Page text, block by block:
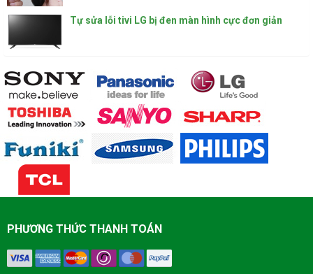
Tự sửa lỗi tivi LG bị đen màn hình cực đơn giản
PHƯƠNG THỨC THANH TOÁN